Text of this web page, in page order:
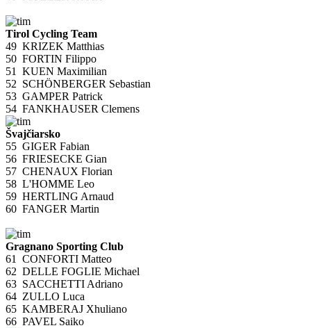
Tirol Cycling Team
49 KRIZEK Matthias
50 FORTIN Filippo
51
KUEN Maximilian
52 SCHÖNBERGER Sebastian
53 GAMPER Patrick
54 FANKHAUSER Clemens
Švajčiarsko
55 GIGER Fabian
56 FRIESECKE Gian
57 CHENAUX Florian
58 L'HOMME Leo
59 HERTLING Arnaud
60 FANGER Martin
Gragnano Sporting Club
61
CONFORTI Matteo
62 DELLE FOGLIE Michael
63 SACCHETTI Adriano
64 ZULLO Luca
65 KAMBERAJ Xhuliano
66 PAVEL Saiko